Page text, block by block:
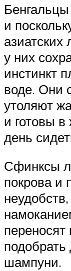
и
у них
инстинкт
воде. Они
утоляют
и готовы
день
Сфинксы
покрова и
переносят
шампуни.